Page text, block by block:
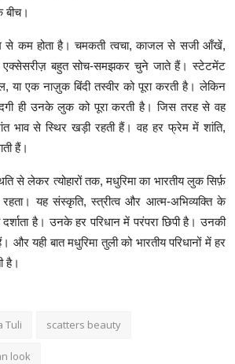
कम होता है। चमकती त्वचा, काजल से सजी आँखें,
बहुत सोच-समझकर चुने जाते हैं। स्टेटमेंट
या एक नाज़ुक बिंदी तस्वीर को पूरा करती है। लेकिन
ही उनके लुक को पूरा करती है। जिस तरह से वह
भाव से स्थिर खड़ी रहती हैं। वह हर फ्रेम में शांति,
हैं।
से लेकर त्योहारों तक, मधुरिमा का भारतीय लुक सिर्फ़
यह संस्कृति, स्त्रीत्व और आत्म-अभिव्यक्ति के
है। उनके हर परिधान में परंपरा छिपी है। उनकी
और यही बात मधुरिमा तुली को भारतीय परिधानों में हर
है।
Tuli scatters beauty
look